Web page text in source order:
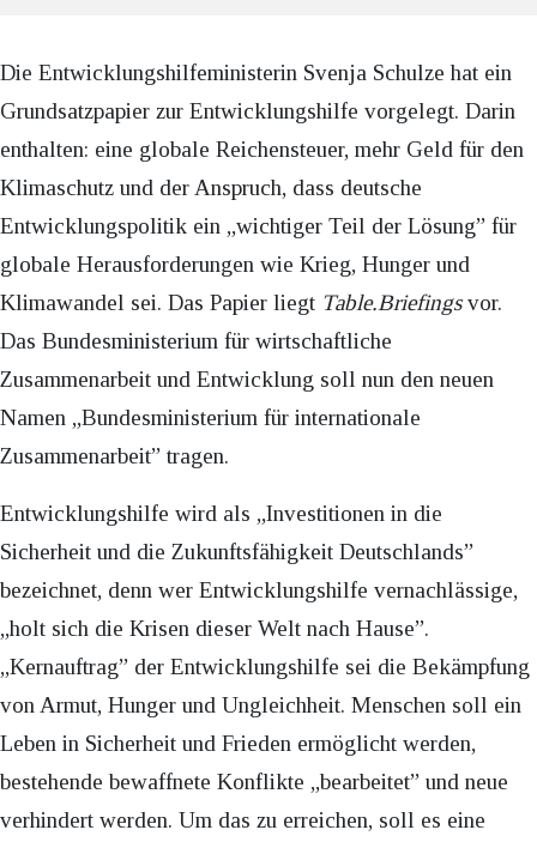
Die Entwicklungshilfeministerin Svenja Schulze hat ein
Grundsatzpapier zur Entwicklungshilfe vorgelegt. Darin
enthalten: eine globale Reichensteuer, mehr Geld für den
Klimaschutz und der Anspruch, dass deutsche
Entwicklungspolitik ein „wichtiger Teil der Lösung” für
globale Herausforderungen wie Krieg, Hunger und
Klimawandel sei. Das Papier liegt Table.Briefingsvor.
Das Bundesministerium für wirtschaftliche
Zusammenarbeit und Entwicklung soll nun den neuen
Namen „Bundesministerium für internationale
Zusammenarbeit” tragen.
Entwicklungshilfe wird als „Investitionen in die
Sicherheit und die Zukunftsfähigkeit Deutschlands”
bezeichnet, denn wer Entwicklungshilfe vernachlässige,
„holt sich die Krisen dieser Welt nach Hause”.
„Kernauftrag” der Entwicklungshilfe sei die Bekämpfung
von Armut, Hunger und Ungleichheit. Menschen soll ein
Leben in Sicherheit und Frieden ermöglicht werden,
bestehende bewaffnete Konflikte „bearbeitet” und neue
verhindert werden. Um das zu erreichen, soll es eine